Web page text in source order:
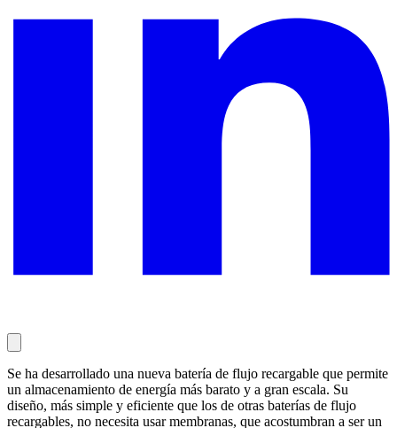
Se ha desarrollado una nueva batería de flujo recargable que permite
un almacenamiento de energía más barato y a gran escala. Su
diseño, más simple y eficiente que los de otras baterías de flujo
recargables, no necesita usar membranas, que acostumbran a ser un